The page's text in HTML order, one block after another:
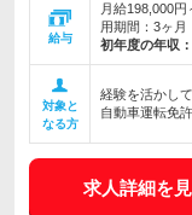
給与
月給198,000
用期間：3ヶ月
初年度の年収：
対象と
なる方
経験を活かし
自動車運転免
求人詳細を